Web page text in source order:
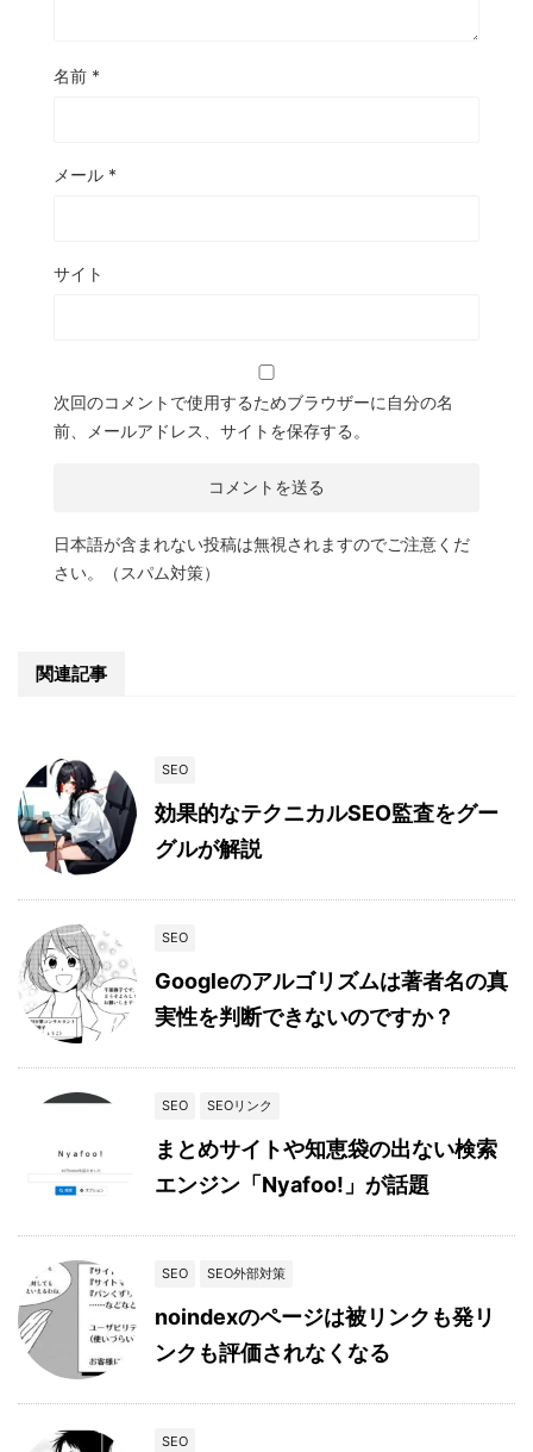
名前 *
メール *
サイト
次回のコメントで使用するためブラウザーに自分の名
前、メールアドレス、サイトを保存する。
日本語が含まれない投稿は無視されますのでご注意くだ
さい。（スパム対策）
関連記事
SEO
効果的なテクニカルSEO監査をグー
グルが解説
SEO
Googleのアルゴリズムは著者名の真
実性を判断できないのですか？
SEO SEOリンク
まとめサイトや知恵袋の出ない検索
エンジン「Nyafoo!」が話題
SEO SEO外部対策
noindexのページは被リンクも発リ
ンクも評価されなくなる
SEO